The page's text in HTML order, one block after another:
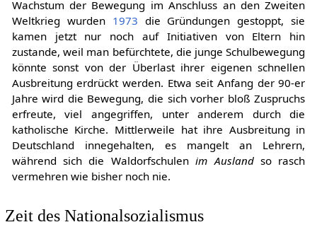
Wachstum der Bewegung im Anschluss an den Zweiten
Weltkrieg wurden 1973 die Gründungen gestoppt, sie
kamen jetzt nur noch auf Initiativen von Eltern hin
zustande, weil man befürchtete, die junge Schulbewegung
könnte sonst von der Überlast ihrer eigenen schnellen
Ausbreitung erdrückt werden. Etwa seit Anfang der 90-er
Jahre wird die Bewegung, die sich vorher bloß Zuspruchs
erfreute, viel angegriffen, unter anderem durch die
katholische Kirche. Mittlerweile hat ihre Ausbreitung in
Deutschland innegehalten, es mangelt an Lehrern,
während sich die Waldorfschulenim Auslandso rasch
vermehren wie bisher noch nie.
Zeit des Nationalsozialismus